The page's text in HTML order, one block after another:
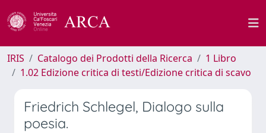
IRIS Catalogo dei Prodotti della Ricerca
1 Libro
1.02 Edizione critica di testi/Edizione critica di scavo
Friedrich Schlegel, Dialogo sulla
poesia.